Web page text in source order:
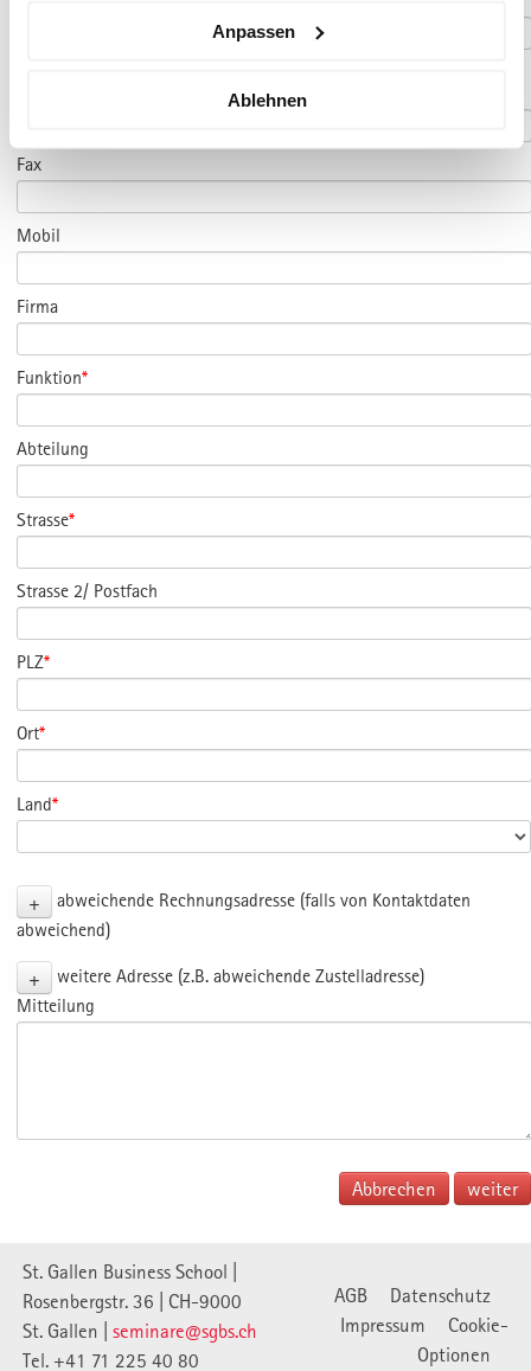
Anpassen
Ablehnen
Fax
Mobil
Firma
Funktion*
Abteilung
Strasse*
Strasse 2/ Postfach
PLZ*
Ort*
Land*
+
abweichende Rechnungsadresse (falls von Kontaktdaten
abweichend)
+
weitere Adresse (z.B. abweichende Zustelladresse)
Mitteilung
Abbrechen
St. Gallen Business School |
Rosenbergstr. 36 | CH-9000
St. Gallen | seminare@sgbs.ch
Tel. +41 71 225 40 80
AGB
Datenschutz
Impressum
Cookie-
Optionen